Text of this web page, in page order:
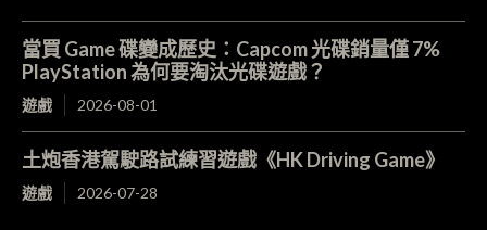
當買 Game 碟變成歷史：Capcom 光碟銷量僅 7%
PlayStation 為何要淘汰光碟遊戲？
遊戲 2026-08-01
土炮香港駕駛路試練習遊戲《HK Driving Game》
遊戲 2026-07-28